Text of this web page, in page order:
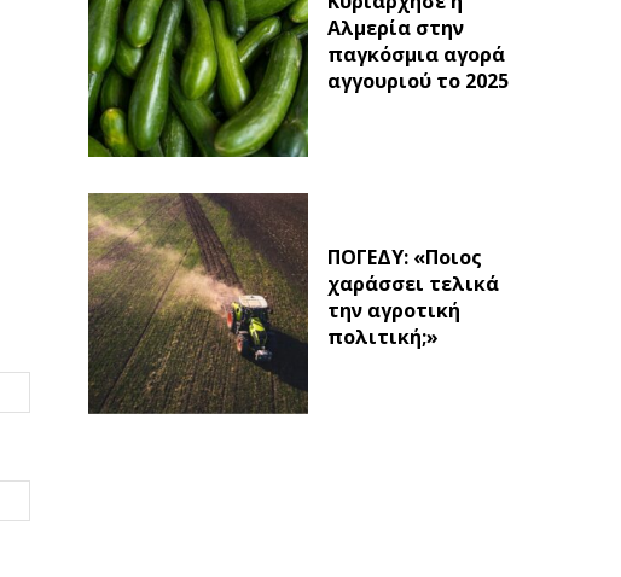
Αλμερία στην
παγκόσμια αγορά
αγγουριού το 2025
ΠΟΓΕΔΥ: «Ποιος
χαράσσει τελικά
την αγροτική
πολιτική;»